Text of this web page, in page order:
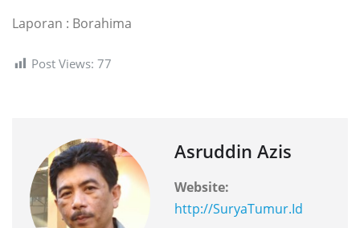
Laporan : Borahima
Post Views: 77
Asruddin Azis
Website:
http://SuryaTumur.Id